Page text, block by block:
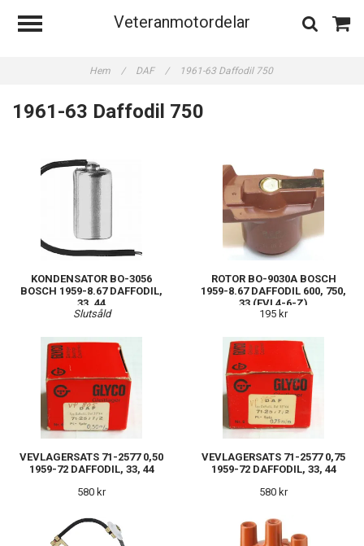
Veteranmotordelar
Hem / DAF / 1961-63 Daffodil 750
1961-63 Daffodil 750
KONDENSATOR BO-3056
BOSCH 1959-8.67 DAFFODIL,
33, 44
Slutsåld
ROTOR BO-9030A BOSCH
1959-8.67 DAFFODIL 600, 750,
33 (EVL4-6-Z)
195 kr
VEVLAGERSATS 71-2577 0,50
1959-72 DAFFODIL, 33, 44
580 kr
VEVLAGERSATS 71-2577 0,75
1959-72 DAFFODIL, 33, 44
580 kr